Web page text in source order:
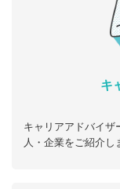
キ
キャリアアドバイザ
人・企業をご紹介し